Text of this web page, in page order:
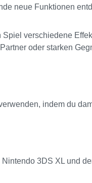
neue Funktionen
verschiedene
oder starken
indem du
3DS XL und